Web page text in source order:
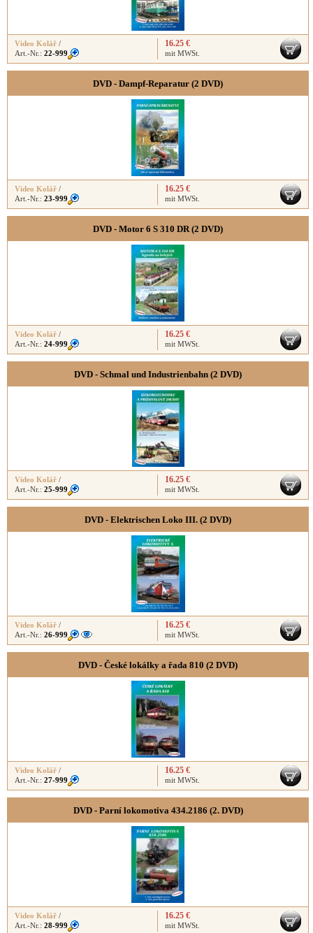
Video Kolář /
Art.-Nr.: 22-999
16.25 €
mit MWSt.
DVD - Dampf-Reparatur (2 DVD)
Video Kolář /
Art.-Nr.: 23-999
16.25 €
mit MWSt.
DVD - Motor 6 S 310 DR (2 DVD)
Video Kolář /
Art.-Nr.: 24-999
16.25 €
mit MWSt.
DVD - Schmal und Industrienbahn (2 DVD)
Video Kolář /
Art.-Nr.: 25-999
16.25 €
mit MWSt.
DVD - Elektrischen Loko III. (2 DVD)
Video Kolář /
Art.-Nr.: 26-999
16.25 €
mit MWSt.
DVD - České lokálky a řada 810 (2 DVD)
Video Kolář /
Art.-Nr.: 27-999
16.25 €
mit MWSt.
DVD - Parní lokomotiva 434.2186 (2. DVD)
Video Kolář /
Art.-Nr.: 28-999
16.25 €
mit MWSt.